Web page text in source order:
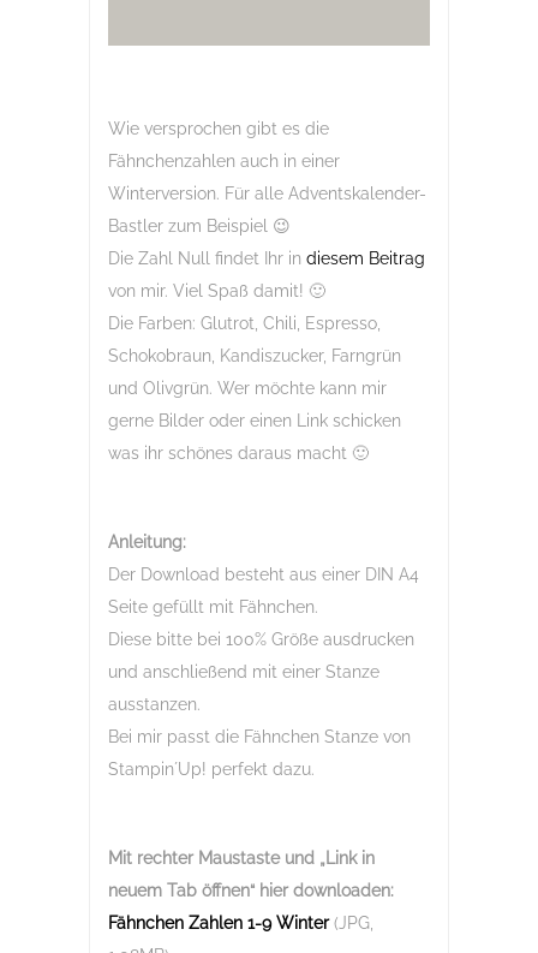
Wie versprochen gibt es die
Fähnchenzahlen auch in einer
Winterversion. Für alle Adventskalender-
Bastler zum Beispiel 😉
Die Zahl Null findet Ihr in diesem Beitrag
von mir. Viel Spaß damit! 🙂
Die Farben: Glutrot, Chili, Espresso,
Schokobraun, Kandiszucker, Farngrün
und Olivgrün. Wer möchte kann mir
gerne Bilder oder einen Link schicken
was ihr schönes daraus macht 🙂
Anleitung:
Der Download besteht aus einer DIN A4
Seite gefüllt mit Fähnchen.
Diese bitte bei 100% Größe ausdrucken
und anschließend mit einer Stanze
ausstanzen.
Bei mir passt die Fähnchen Stanze von
Stampin´Up! perfekt dazu.
Mit rechter Maustaste und „Link in
neuem Tab öffnen“ hier downloaden:
Fähnchen Zahlen 1-9 Winter(JPG,